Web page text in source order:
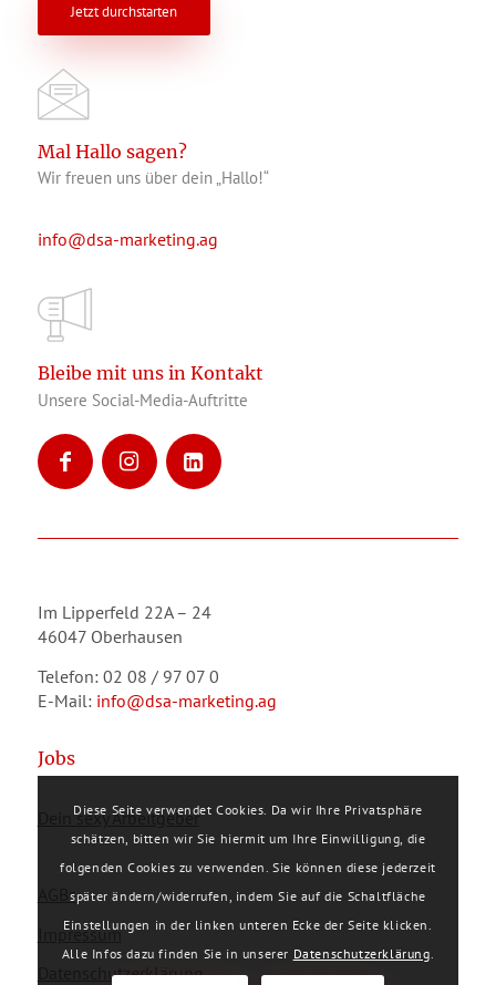
Jetzt durchstarten
Mal Hallo sagen?
Wir freuen uns über dein „Hallo!“
info@dsa-marketing.ag
Bleibe mit uns in Kontakt
Unsere Social-Media-Auftritte
Im Lipperfeld 22A – 24
46047 Oberhausen
Telefon: 02 08 / 97 07 0
E-Mail: info@dsa-marketing.ag
Jobs
Dein sexy Arbeitgeber
AGBs
Impressum
Datenschutzerklärung
Diese Seite verwendet Cookies. Da wir Ihre Privatsphäre
schätzen, bitten wir Sie hiermit um Ihre Einwilligung, die
folgenden Cookies zu verwenden. Sie können diese jederzeit
später ändern/widerrufen, indem Sie auf die Schaltfläche
Einstellungen in der linken unteren Ecke der Seite klicken.
Alle Infos dazu finden Sie in unserer Datenschutzerklärung